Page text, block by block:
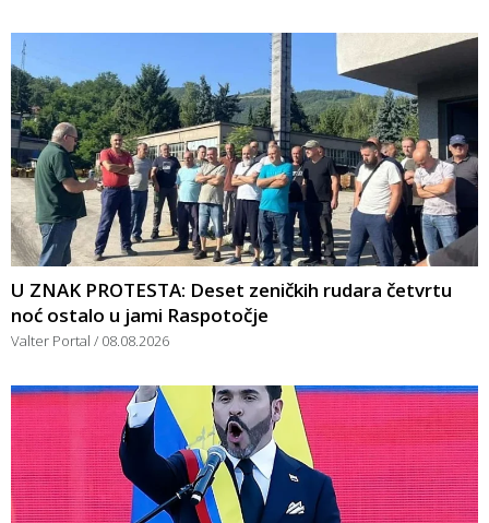
U ZNAK PROTESTA: Deset zeničkih rudara četvrtu
noć ostalo u jami Raspotočje
Valter Portal 08.08.2026